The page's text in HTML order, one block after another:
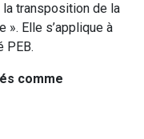
transposition de la
». Elle s’applique à
PEB.
comme